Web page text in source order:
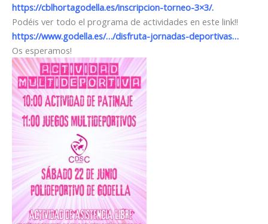
https://cblhortagodella.es/inscripcion-torneo-3×3/.
Podéis ver todo el programa de actividades en este link!!
https://www.godella.es/…/disfruta-jornadas-deportivas…
Os esperamos!